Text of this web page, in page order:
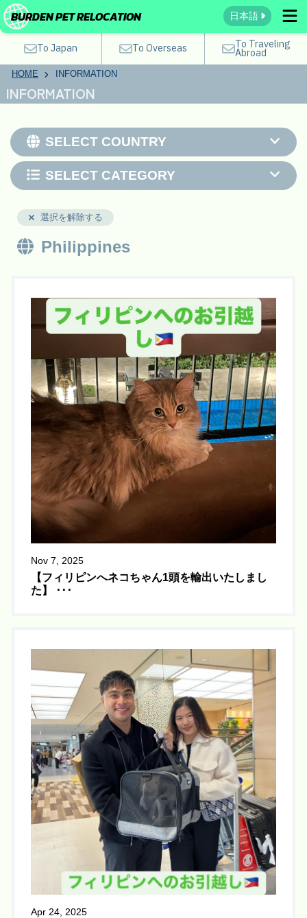
BURDEN PET RELOCATION 日本語
To Japan To Overseas To Traveling
Abroad
HOME INFORMATION
INFORMATION
SELECT COUNTRY
SELECT CATEGORY
選択を解除する
Philippines
Nov 7, 2025
【フィリピンへネコちゃん1頭を輸出いたしまし
た】 ･･･
Apr 24, 2025